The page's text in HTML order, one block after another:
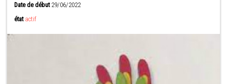
Date de début29/06/2022
état actif